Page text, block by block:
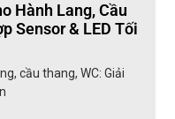
Hành Lang, Cầu
Sensor & LED Tối
cầu thang, WC: Giải